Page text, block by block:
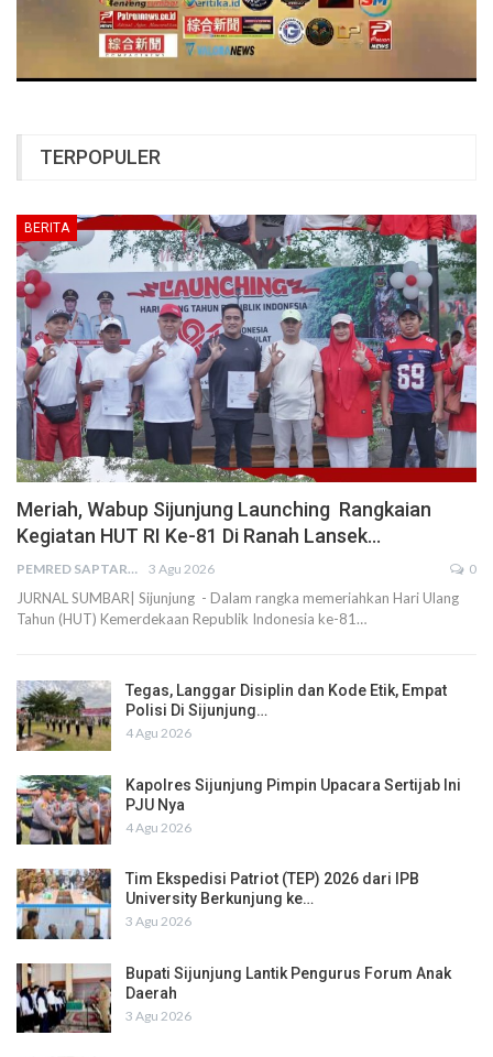
TERPOPULER
BERITA
Meriah, Wabup Sijunjung Launching Rangkaian
Kegiatan HUT RI Ke-81 Di Ranah Lansek…
PEMRED SAPTARIUS 3 Agu 2026 0
JURNAL SUMBAR| Sijunjung - Dalam rangka memeriahkan Hari Ulang
Tahun (HUT) Kemerdekaan Republik Indonesia ke-81…
Tegas, Langgar Disiplin dan Kode Etik, Empat
Polisi Di Sijunjung…
4 Agu 2026
Kapolres Sijunjung Pimpin Upacara Sertijab Ini
PJU Nya
4 Agu 2026
Tim Ekspedisi Patriot (TEP) 2026 dari IPB
University Berkunjung ke…
3 Agu 2026
Bupati Sijunjung Lantik Pengurus Forum Anak
Daerah
3 Agu 2026